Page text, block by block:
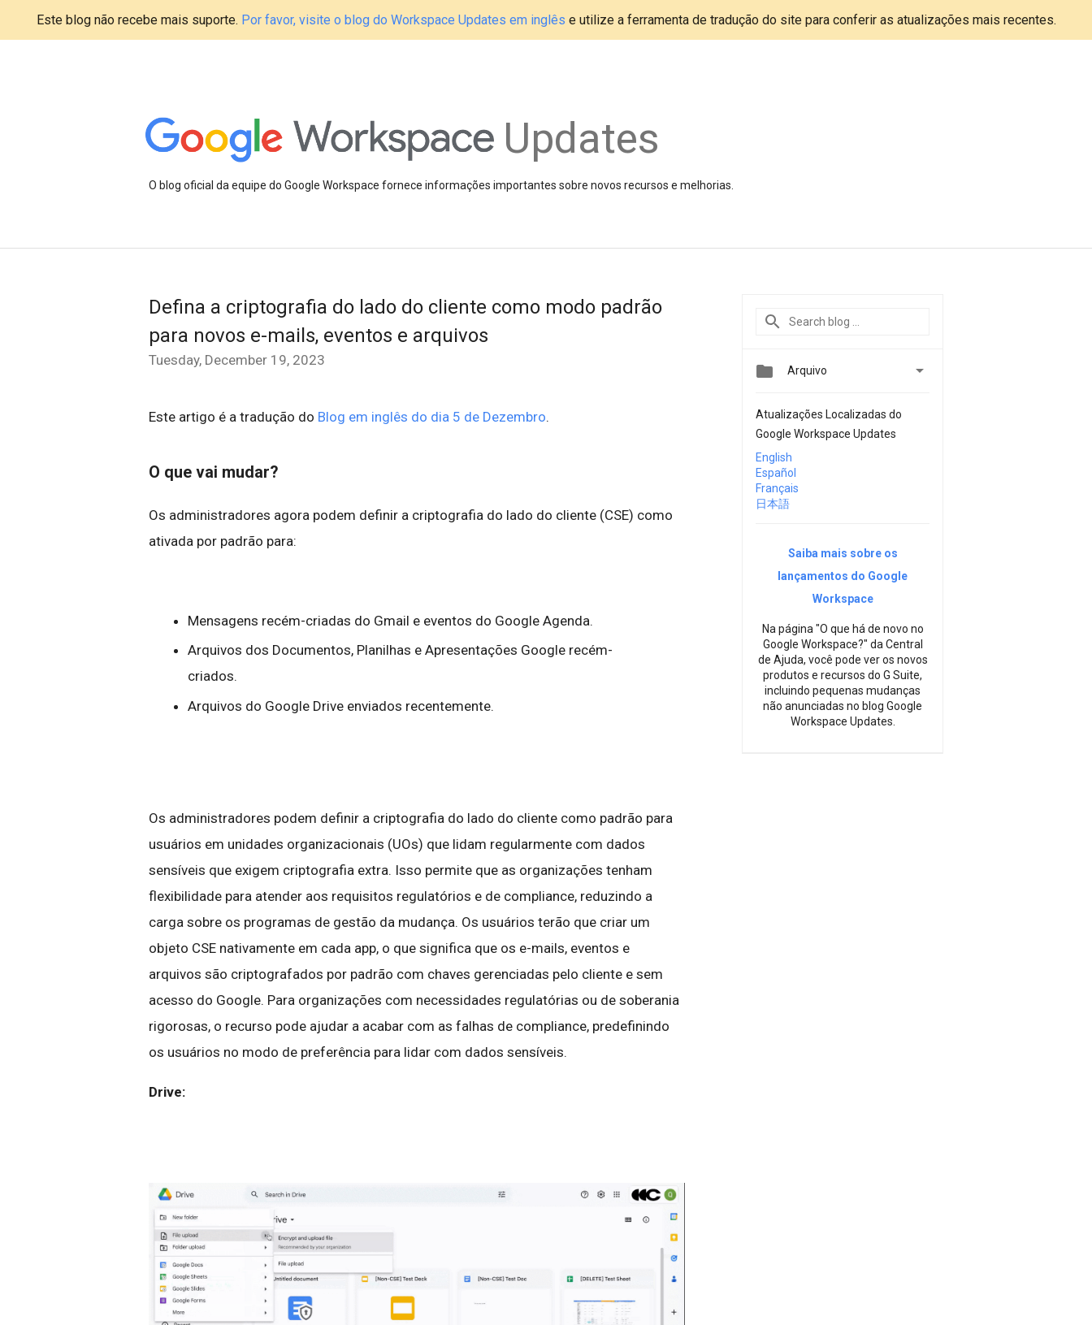
Este blog não recebe mais suporte. Por favor, visite o blog do Workspace Updates em inglês e utilize a ferramenta de tradução do site para conferir as atualizações mais recentes.
Updates
O blog oficial da equipe do Google Workspace fornece informações importantes sobre novos recursos e melhorias.
Defina a criptografia do lado do cliente como modo padrão
para novos e-mails, eventos e arquivos
Tuesday, December 19, 2023
Este artigo é a tradução do Blog em inglês do dia 5 de Dezembro.
O que vai mudar?
Os administradores agora podem definir a criptografia do lado do cliente (CSE) como
ativada por padrão para:
Mensagens recém-criadas do Gmail e eventos do Google Agenda.
Arquivos dos Documentos, Planilhas e Apresentações Google recém-
criados.
Arquivos do Google Drive enviados recentemente.
Os administradores podem definir a criptografia do lado do cliente como padrão para
usuários em unidades organizacionais (UOs) que lidam regularmente com dados
sensíveis que exigem criptografia extra. Isso permite que as organizações tenham
flexibilidade para atender aos requisitos regulatórios e de compliance, reduzindo a
carga sobre os programas de gestão da mudança. Os usuários terão que criar um
objeto CSE nativamente em cada app, o que significa que os e-mails, eventos e
arquivos são criptografados por padrão com chaves gerenciadas pelo cliente e sem
acesso do Google. Para organizações com necessidades regulatórias ou de soberania
rigorosas, o recurso pode ajudar a acabar com as falhas de compliance, predefinindo
os usuários no modo de preferência para lidar com dados sensíveis.
Drive:
 Arquivo 
Atualizações Localizadas do
Google Workspace Updates
English
Español
Français
日本語
Saiba mais sobre os
lançamentos do Google
Workspace
Na página "O que há de novo no
Google Workspace?" da Central
de Ajuda, você pode ver os novos
produtos e recursos do G Suite,
incluindo pequenas mudanças
não anunciadas no blog Google
Workspace Updates.